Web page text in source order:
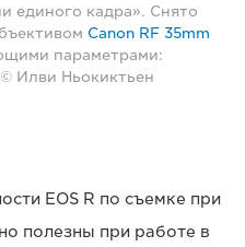
единого кадра». Снято
Canon RF 35mm
параметрами:
Илви Ньокиктьен
EOS R по съемке при
полезны при работе в